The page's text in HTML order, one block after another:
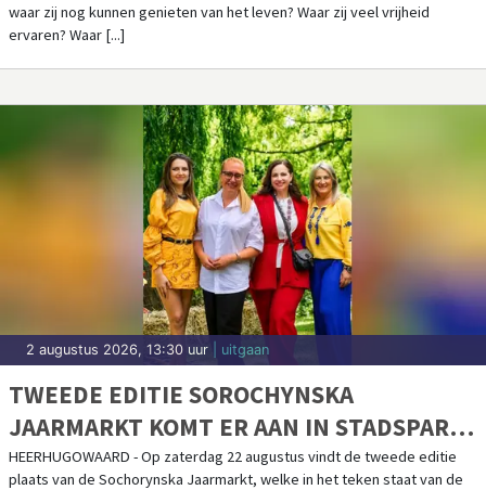
waar zij nog kunnen genieten van het leven? Waar zij veel vrijheid
ervaren? Waar [...]
2 augustus 2026, 13:30 uur | uitgaan
TWEEDE EDITIE SOROCHYNSKA
JAARMARKT KOMT ER AAN IN STADSPARK
DE PAREL
HEERHUGOWAARD - Op zaterdag 22 augustus vindt de tweede editie
plaats van de Sochorynska Jaarmarkt, welke in het teken staat van de